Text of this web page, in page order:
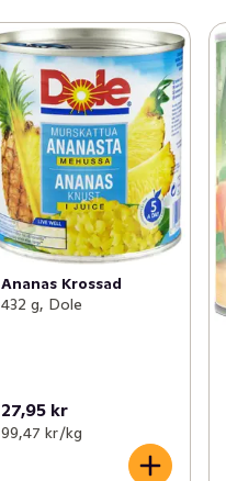
Ananas Krossad
432 g, Dole
27,95 kr
99,47 kr /kg